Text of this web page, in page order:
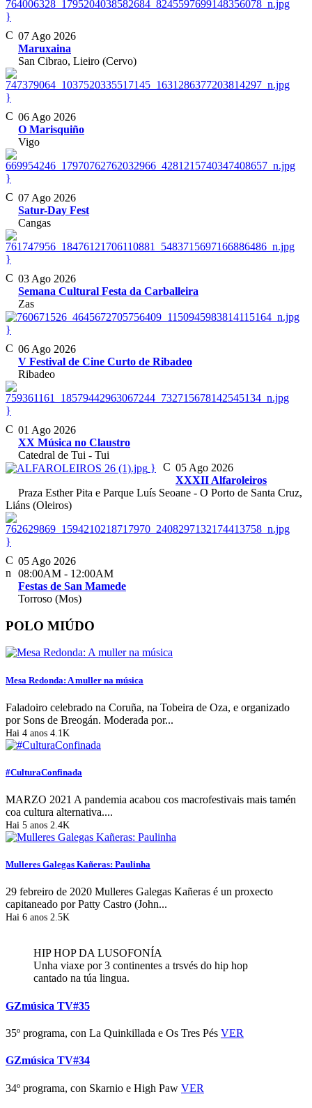
}
07 Ago 2026
Maruxaina
San Cibrao, Lieiro (Cervo)
}
06 Ago 2026
O Marisquiño
Vigo
}
07 Ago 2026
Satur-Day Fest
Cangas
}
03 Ago 2026
Semana Cultural Festa da Carballeira
Zas
}
06 Ago 2026
V Festival de Cine Curto de Ribadeo
Ribadeo
}
01 Ago 2026
XX Música no Claustro
Catedral de Tui - Tui
}
05 Ago 2026
XXXII Alfaroleiros
Praza Esther Pita e Parque Luís Seoane - O Porto de Santa Cruz,
Liáns (Oleiros)
}
05 Ago 2026
08:00AM - 12:00AM
Festas de San Mamede
Torroso (Mos)
POLO MIÚDO
Mesa Redonda: A muller na música
Faladoiro celebrado na Coruña, na Tobeira de Oza, e organizado
por Sons de Breogán. Moderada por...
Hai 4 anos 4.1K
#CulturaConfinada
MARZO 2021 A pandemia acabou cos macrofestivais mais tamén
coa cultura alternativa....
Hai 5 anos 2.4K
Mulleres Galegas Kañeras: Paulinha
29 febreiro de 2020 Mulleres Galegas Kañeras é un proxecto
capitaneado por Patty Castro (John...
Hai 6 anos 2.5K
HIP HOP DA LUSOFONÍA
Unha viaxe por 3 continentes a trsvés do hip hop
cantado na túa lingua.
GZmúsica TV#35
35º programa, con La Quinkillada e Os Tres Pés VER
GZmúsica TV#34
34º programa, con Skarnio e High Paw VER